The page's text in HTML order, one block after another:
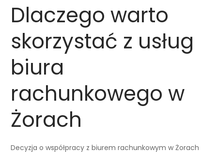
Dlaczego warto
skorzystać z usług
biura
rachunkowego w
Żorach
Decyzja o współpracy z biurem rachunkowym w Żorach